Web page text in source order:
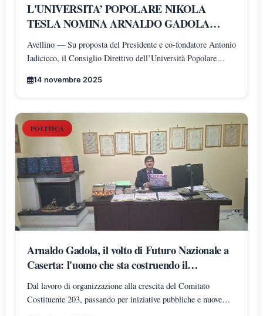
L'UNIVERSITA’ POPOLARE NIKOLA
TESLA NOMINA ARNALDO GADOLA
PRESIDENTE E DIRETTORE DEI
DIPARTIMENTI DI SCIENZE GIURIDICHE,
ECONOMICHE, SCIENZE POLITICHE,
PSICOLOGIA, SCIENZE UMANE,
FILOSOFIA E PEDAGOGIA
Avellino — Su proposta del Presidente e co-fondatore Antonio
Iadicicco, il Consiglio Direttivo dell’Università Popolare
articolato nei Dipartimenti di Scienze Giuridiche ed
Economiche, Scienze Politiche, Psicologia, Scienze Umane,
Filosofia e Pedagogia.
14 novembre 2025
POLITICA
Arnaldo Gadola, il volto di Futuro Nazionale a
Caserta: l'uomo che sta costruendo il
radicamento del movimento sul territorio
Dal lavoro di organizzazione alla crescita del Comitato
Costituente 203, passando per iniziative pubbliche e nuove